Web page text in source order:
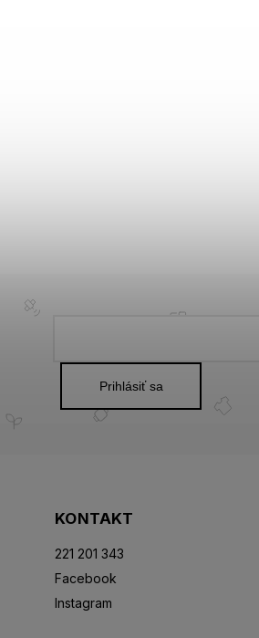
KONTAKT
221 201 343
Facebook
Instagram
Prihlásiť sa